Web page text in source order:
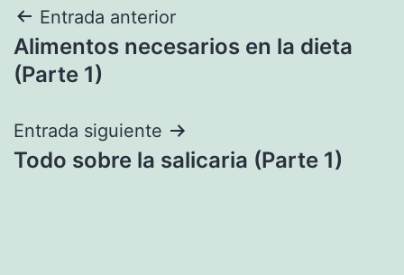
Navegación
de
Entrada anterior
Alimentos necesarios en la dieta
(Parte 1)
Entrada siguiente
Todo sobre la salicaria (Parte 1)